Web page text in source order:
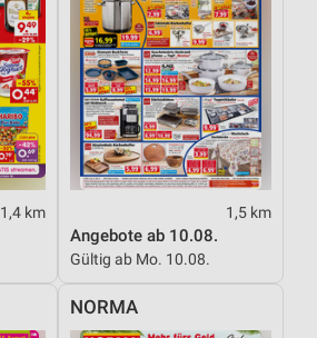
1,4 km 1,5 km
Angebote ab 10.08.
Gültig ab Mo. 10.08.
NORMA